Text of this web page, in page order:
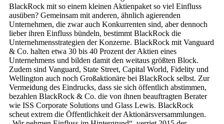
BlackRock mit so einem kleinen Aktienpaket so viel Einfluss
ausüben? Gemeinsam mit anderen, ähnlich agierenden
Unternehmen, die zwar auch Konkurrenten sind, aber dennoch
lieber ihren Einfluss bündeln, bestimmt BlackRock die
Unternehmensstrategien der Konzerne. BlackRock mit Vanguard
& Co. halten etwa 30 bis 40 Prozent der Aktien eines
Unternehmens und bilden damit den weitaus größten Block.
Zudem sind Vanguard, State Street, Capital World, Fidelity und
Wellington auch noch Großaktionäre bei BlackRock selbst. Zur
Vermeidung des Eindrucks, dass sie sich öffentlich abstimmen,
bezahlen BlackRock & Co. die von ihnen beauftragten Berater
wie ISS Corporate Solutions und Glass Lewis. BlackRock
scheut extrem die Öffentlichkeit der Aktionärsversammlungen.